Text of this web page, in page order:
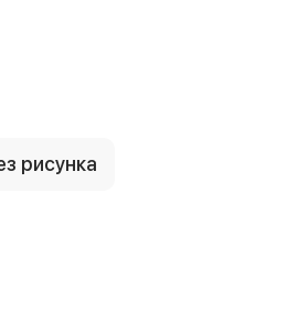
рисунка